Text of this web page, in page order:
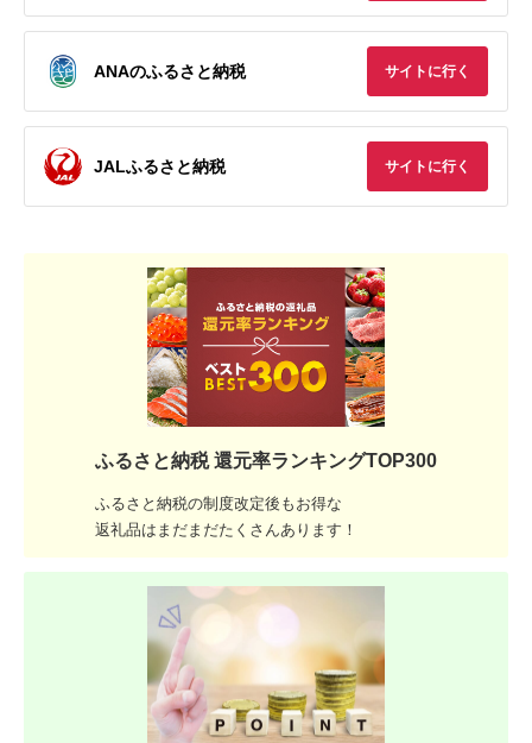
ANAのふるさと納税 サイトに行く
JALふるさと納税 サイトに行く
ふるさと納税 還元率ランキングTOP300
ふるさと納税の制度改定後もお得な
返礼品はまだまだたくさんあります！